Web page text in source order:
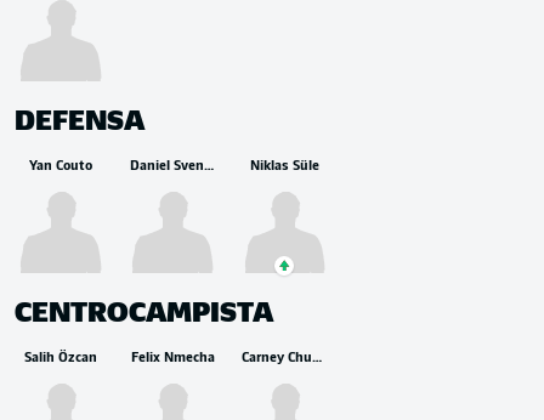
DEFENSA
Yan Couto Daniel Svensson Niklas Süle
CENTROCAMPISTA
Salih Özcan Felix Nmecha Carney Chukwuemeka